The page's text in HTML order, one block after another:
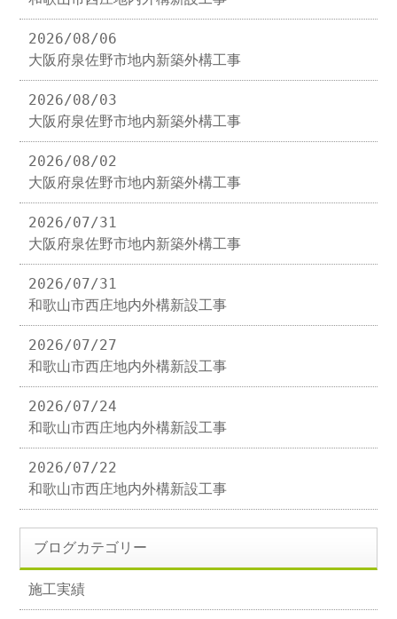
2026/08/06
大阪府泉佐野市地内新築外構工事
2026/08/03
大阪府泉佐野市地内新築外構工事
2026/08/02
大阪府泉佐野市地内新築外構工事
2026/07/31
大阪府泉佐野市地内新築外構工事
2026/07/31
和歌山市西庄地内外構新設工事
2026/07/27
和歌山市西庄地内外構新設工事
2026/07/24
和歌山市西庄地内外構新設工事
2026/07/22
和歌山市西庄地内外構新設工事
ブログカテゴリー
施工実績